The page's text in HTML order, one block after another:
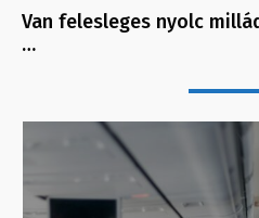
Van felesleges nyolc
…